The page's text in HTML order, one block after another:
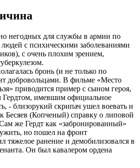
негодных для службы в армии по
с психическими заболеваниями
с очень плохим зрением,
бронь (и не только по
добровольцами. В фильме «Место
приводится пример с сыном героя,
Гердтом, имевшим официальное
- близорукий скрипач ушел воевать и
Бесяев (Копченый) справку о липовой
же Гердт как «забронированный»
но пошел на фронт
тяжелое ранение и демобилизовался в
Он был кавалером ордена